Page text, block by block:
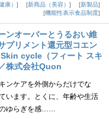
康） 新商品（美容）
新製品
機能性表示食品制度
ンオーバーとうるおい維
プリメント還元型コエン
cycle（フィート スキ
株式会社Quon
ンケアを外側からだけでな
います。とくに、年齢や生活
ゆらぎを感……